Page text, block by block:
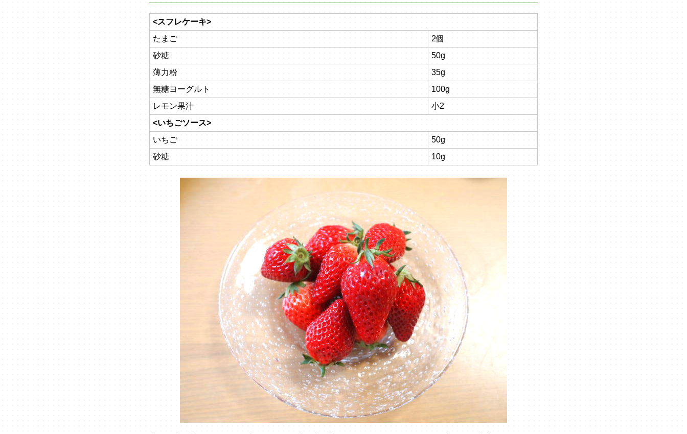
<スフレケーキ>
たまご
2個
砂糖
50g
薄力粉
35g
無糖ヨーグルト
100g
レモン果汁
小2
<いちごソース>
いちご
50g
砂糖
10g